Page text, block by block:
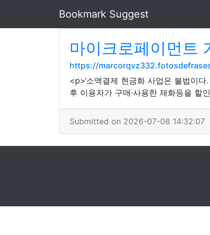
Bookmark Suggest
마이크로페이먼트
https://
<p>‘소액결제 현금화 사업은 불법이
후 이용자가 구매·사용한 재화등을 할
Submitted on 2026-07-08 14:32:07